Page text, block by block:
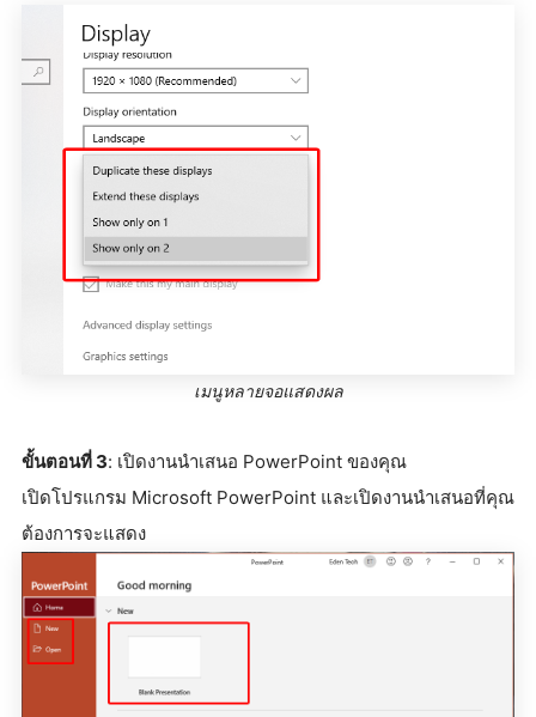
เมนูหลายจอแสดงผล
ขั้นตอนที่ 3: เปิดงานนำเสนอ PowerPoint ของคุณ
เปิดโปรแกรม Microsoft PowerPoint และเปิดงานนำเสนอที่คุณ
ต้องการจะแสดง